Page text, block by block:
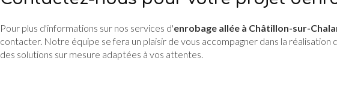
Pour plus d'informations sur nos services d'enrobage allée à Châtillon-sur-
contacter. Notre équipe se fera un plaisir de vous accompagner dans la
des solutions sur mesure adaptées à vos attentes.